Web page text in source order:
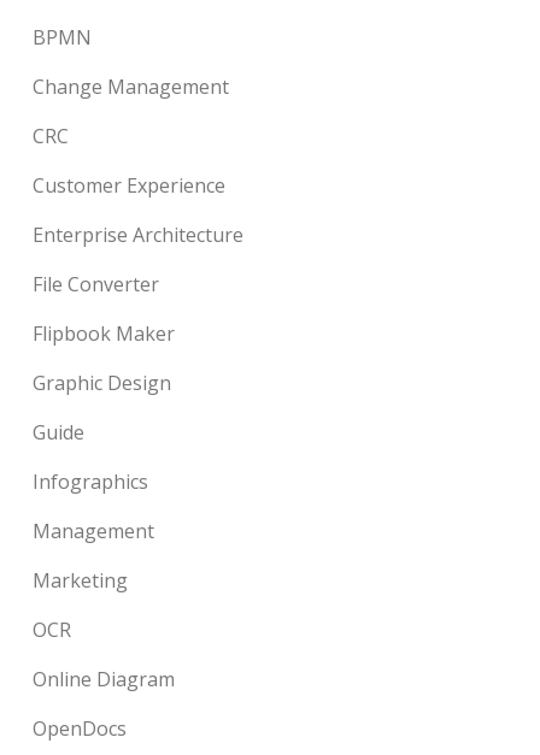
BPMN
Change Management
CRC
Customer Experience
Enterprise Architecture
File Converter
Flipbook Maker
Graphic Design
Guide
Infographics
Management
Marketing
OCR
Online Diagram
OpenDocs